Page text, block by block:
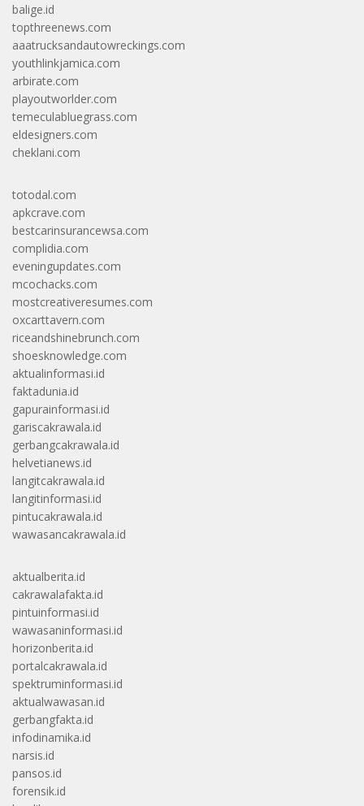
balige.id
topthreenews.com
aaatrucksandautowreckings.com
youthlinkjamica.com
arbirate.com
playoutworlder.com
temeculabluegrass.com
eldesigners.com
cheklani.com
totodal.com
apkcrave.com
bestcarinsurancewsa.com
complidia.com
eveningupdates.com
mcochacks.com
mostcreativeresumes.com
oxcarttavern.com
riceandshinebrunch.com
shoesknowledge.com
aktualinformasi.id
faktadunia.id
gapurainformasi.id
gariscakrawala.id
gerbangcakrawala.id
helvetianews.id
langitcakrawala.id
langitinformasi.id
pintucakrawala.id
wawasancakrawala.id
aktualberita.id
cakrawalafakta.id
pintuinformasi.id
wawasaninformasi.id
horizonberita.id
portalcakrawala.id
spektruminformasi.id
aktualwawasan.id
gerbangfakta.id
infodinamika.id
narsis.id
pansos.id
forensik.id